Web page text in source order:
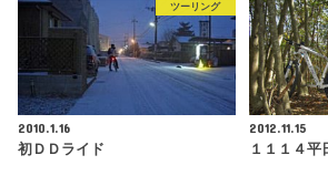
ツーリング
2010.1.16
初ＤＤライド
2012.11.15
１１１４平